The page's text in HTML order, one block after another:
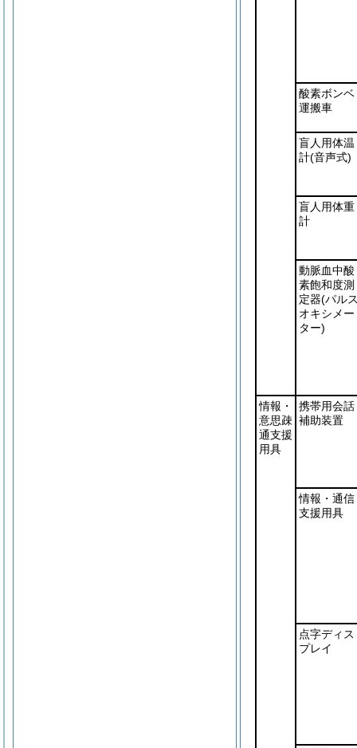
酸素ボンベ
運搬車
盲人用体温
計(音声式)
盲人用体重
計
動脈血中酸
素飽和度測
定器(パル
オキシメー
ター)
情報・
意思疎
通支援
用具
携帯用会話
補助装置
情報・通信
支援用具
点字ディス
プレイ